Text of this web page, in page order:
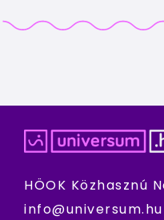
HÖOK Közhasznú
info@universum.hu